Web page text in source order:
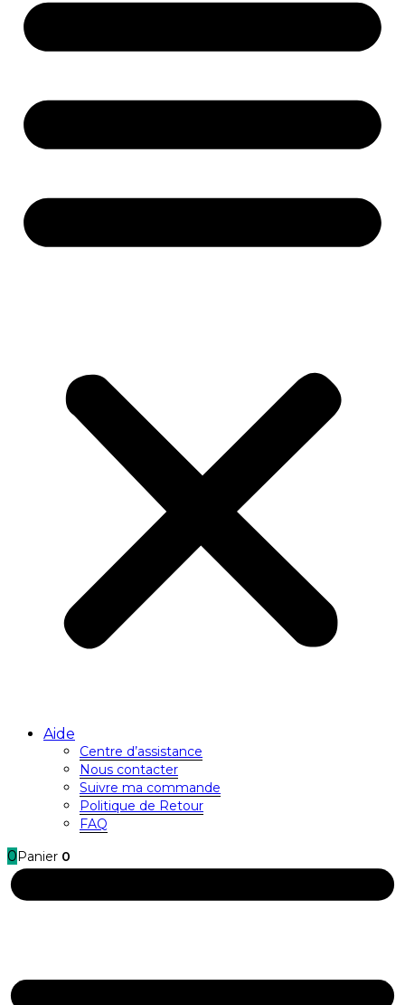
Aide
Centre d’assistance
Nous contacter
Suivre ma commande
Politique de Retour
FAQ
0 Panier 0